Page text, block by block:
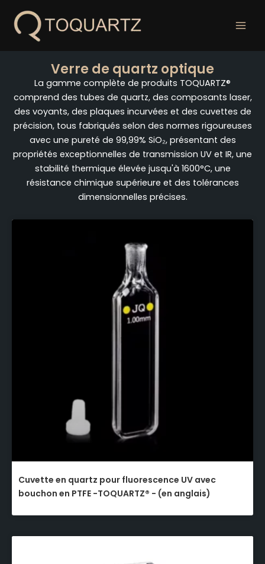
content
Verre de quartz optique
La gamme complète de produits TOQUARTZ®
comprend des tubes de quartz, des composants laser,
des voyants, des plaques incurvées et des cuvettes de
précision, tous fabriqués selon des normes rigoureuses
avec une pureté de 99,99% SiO₂, présentant des
propriétés exceptionnelles de transmission UV et IR, une
stabilité thermique élevée jusqu'à 1600°C, une
résistance chimique supérieure et des tolérances
dimensionnelles précises.
Cuvette en quartz pour fluorescence UV avec
bouchon en PTFE -TOQUARTZ® - (en anglais)